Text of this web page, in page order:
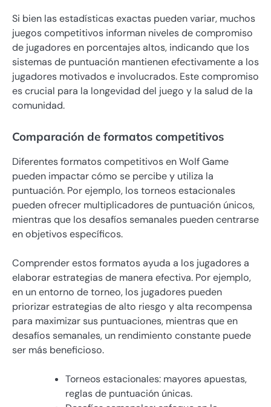
Si bien las estadísticas exactas pueden variar, muchos
juegos competitivos informan niveles de compromiso
de jugadores en porcentajes altos, indicando que los
sistemas de puntuación mantienen efectivamente a los
jugadores motivados e involucrados. Este compromiso
es crucial para la longevidad del juego y la salud de la
comunidad.
Comparación de formatos competitivos
Diferentes formatos competitivos en Wolf Game
pueden impactar cómo se percibe y utiliza la
puntuación. Por ejemplo, los torneos estacionales
pueden ofrecer multiplicadores de puntuación únicos,
mientras que los desafíos semanales pueden centrarse
en objetivos específicos.
Comprender estos formatos ayuda a los jugadores a
elaborar estrategias de manera efectiva. Por ejemplo,
en un entorno de torneo, los jugadores pueden
priorizar estrategias de alto riesgo y alta recompensa
para maximizar sus puntuaciones, mientras que en
desafíos semanales, un rendimiento constante puede
ser más beneficioso.
Torneos estacionales: mayores apuestas,
reglas de puntuación únicas.